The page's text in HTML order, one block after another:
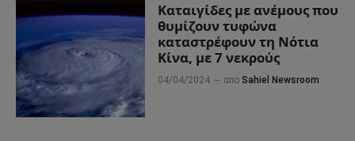
Καταιγίδες με ανέμους που
θυμίζουν τυφώνα
καταστρέφουν τη Νότια
Κίνα, με 7 νεκρούς
04/04/2024 από Sahiel Newsroom